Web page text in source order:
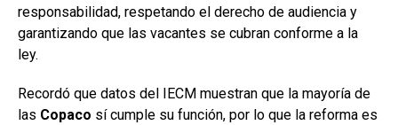
responsabilidad, respetando el derecho de audiencia y
garantizando que las vacantes se cubran conforme a la
ley.
Recordó que datos del IECM muestran que la mayoría de
las Copaco sí cumple su función, por lo que la reforma es